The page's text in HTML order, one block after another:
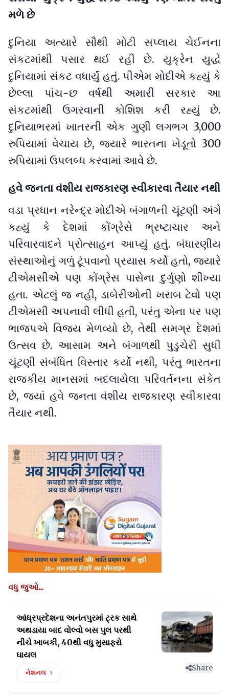
મળે છે
દુનિયા અત્યારે સૌથી મોટી સપ્લાય ચેઈનના
સંકટમાંથી પસાર થઈ રહી છે. યુક્રેન યુદ્ધે
દુનિયામાં સંકટ વધાર્યું હતું. પીએમ મોદીએ કહ્યું કે
છેલ્લા પાંચ-છ વર્ષથી અમારી સરકાર આ
સંકટમાંથી ઉગરવાની કોશિશ કરી રહ્યું છે.
દુનિયાભરમાં ખાતરની એક ગુણી લગભગ 3,000
રુપિયામાં વેચાય છે, જ્યારે ભારતના ખેડૂતો 300
રુપિયામાં ઉપલબ્ધ કરવામાં આવે છે.
હવે જનતા વંશીય રાજકારણ સ્વીકારવા તૈયાર નથી
વડા પ્રધાન નરેન્દ્ર મોદીએ બંગાળની ચૂંટણી અંગે
કહ્યું કે દેશમાં કોંગ્રેસે ભ્રષ્ટાચાર અને
પરિવારવાદને પ્રોત્સાહન આપ્યું હતું. બંધારણીય
સંસ્થાઓનું ગળું ટૂંપવાનો પ્રયાસ કર્યો હતો, જ્યારે
ટીએમસીએ પણ કોંગ્રેસ પાસેના દુર્ગુણો શીખ્યા
હતા. એટલું જ નહીં, ડાબેરીઓની ખરાબ ટેવો પણ
ટીએમસી અપનાવી લીધી હતી, પરંતુ એના પર પણ
ભાજપએ વિજય મેળવ્યો છે, તેથી સમગ્ર દેશમાં
ઉત્સવ છે. આસામ અને બંગાળથી પુડુચેરી સુધી
ચૂંટણી સંબંધિત વિસ્તાર કર્યો નથી, પરંતુ ભારતના
રાજકીય માનસમાં બદલાયેલા પરિવર્તનના સંકેત
છે, જ્યાં હવે જનતા વંશીય રાજકારણ સ્વીકારવા
તૈયાર નથી.
વધુ જુઓ...
આંધ્રપ્રદેશના અનંતપુરમાં ટ્રક સાથે
અથડાયા બાદ વોલ્વો બસ પુલ પરથી
નીચે ખાબકી, 40થી વધુ મુસાફરો
ઘાયલ
નેશનલ
Share